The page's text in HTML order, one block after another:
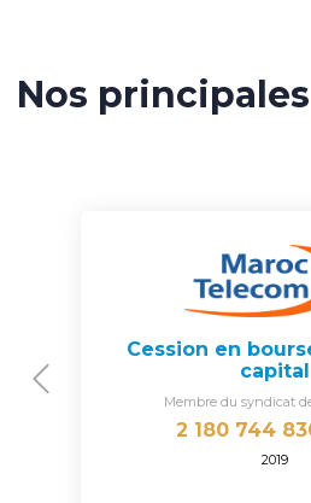
Nos
Cession en
capital
Membre du syndicat
2 180 744
2019
Previous